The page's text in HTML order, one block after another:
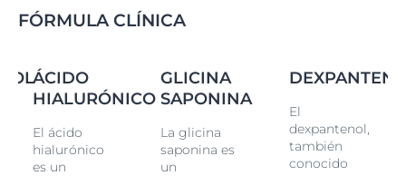
FÓRMULA CLÍNICA
ÁCIDO
HIALURÓNICO
El ácido
hialurónico
es un
GLICINA
SAPONINA
La glicina
saponina es
un
El
dexpantenol,
también
conocido